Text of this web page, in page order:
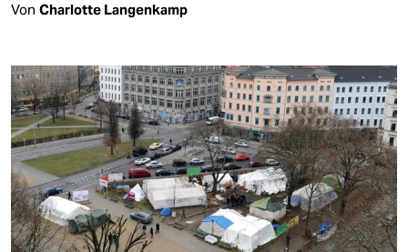
Von Charlotte Langenkamp